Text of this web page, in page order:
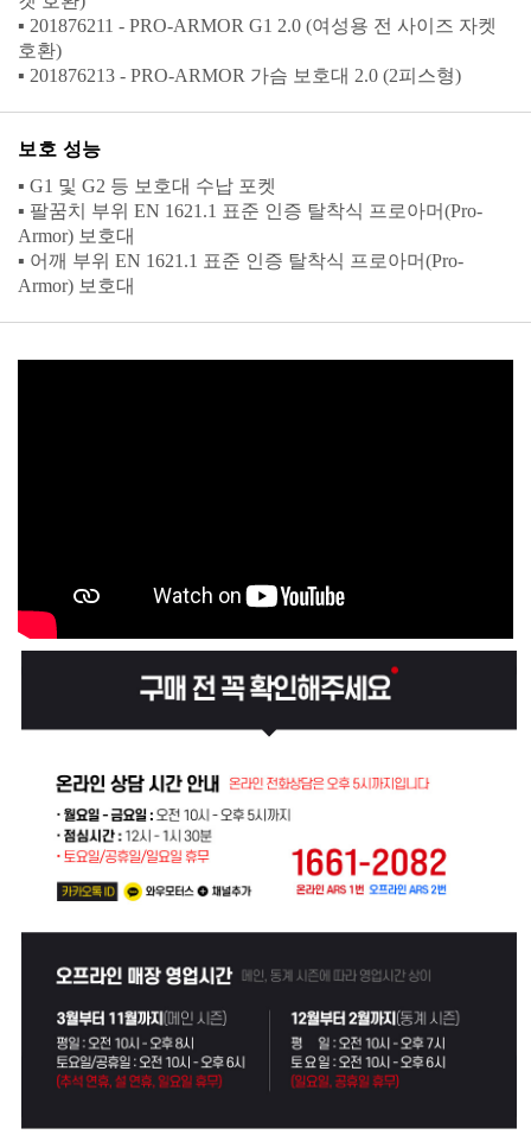
▪ 201876211 - PRO-ARMOR G1 2.0 (여성용 전 사이즈 자켓
호환)
▪ 201876213 - PRO-ARMOR 가슴 보호대 2.0 (2피스형)
보호 성능
▪ G1 및 G2 등 보호대 수납 포켓
▪ 팔꿈치 부위 EN 1621.1 표준 인증 탈착식 프로아머(Pro-
Armor) 보호대
▪ 어깨 부위 EN 1621.1 표준 인증 탈착식 프로아머(Pro-
Armor) 보호대